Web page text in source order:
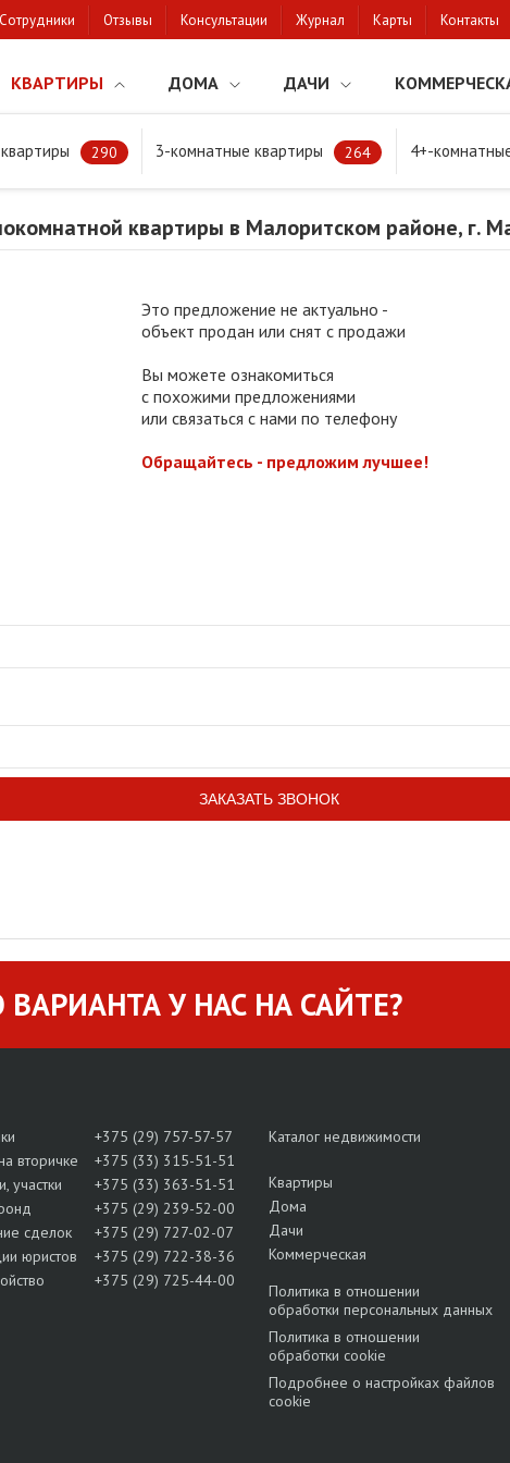
Сотрудники Отзывы Консультации Журнал Карты Контакты
КВАРТИРЫ ДОМА ДАЧИ
290 3-комнатные квартиры 264 4+-
квартиры в Малоритском районе, г. Малорита
квартиры в Малоритском районе, г.
Это предложение не актуально -
объект продан или снят с продажи
Вы можете ознакомиться
с похожими предложениями
или связаться с нами по телефону
Обращайтесь - предложим лучшее!
У НАС НА САЙТЕ?
+375 (29) 757-57-57
вторичке
+375 (33) 315-51-51
участки
+375 (33) 363-51-51
+375 (29) 239-52-00
сделок
+375 (29) 727-02-07
юристов
+375 (29) 722-38-36
+375 (29) 725-44-00
Каталог недвижимости
Квартиры
Дома
Дачи
Коммерческая
Политика в отношении
обработки персональных данных
Политика в отношении
обработки cookie
Подробнее о настройках файлов
cookie